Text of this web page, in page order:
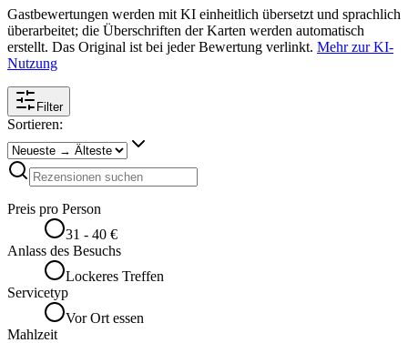
Gastbewertungen werden mit KI einheitlich übersetzt und sprachlich
überarbeitet; die Überschriften der Karten werden automatisch
erstellt. Das Original ist bei jeder Bewertung verlinkt. Mehr zur KI-
Nutzung
Filter
Sortieren:
Preis pro Person
31 - 40 €
Anlass des Besuchs
Lockeres Treffen
Servicetyp
Vor Ort essen
Mahlzeit